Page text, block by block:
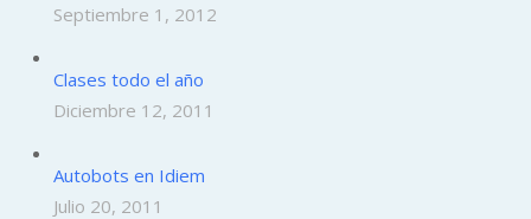
Septiembre 1, 2012
Clases todo el año
Diciembre 12, 2011
Autobots en Idiem
Julio 20, 2011